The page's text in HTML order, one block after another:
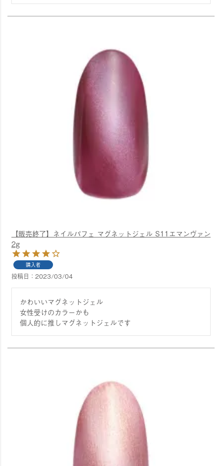
【販売終了】ネイルパフェ マグネットジェル S11エマンヴァン
2g
購入者
投稿日 2023/03/04
かわいいマグネットジェル
女性受けのカラーかも
個人的に推しマグネットジェルです